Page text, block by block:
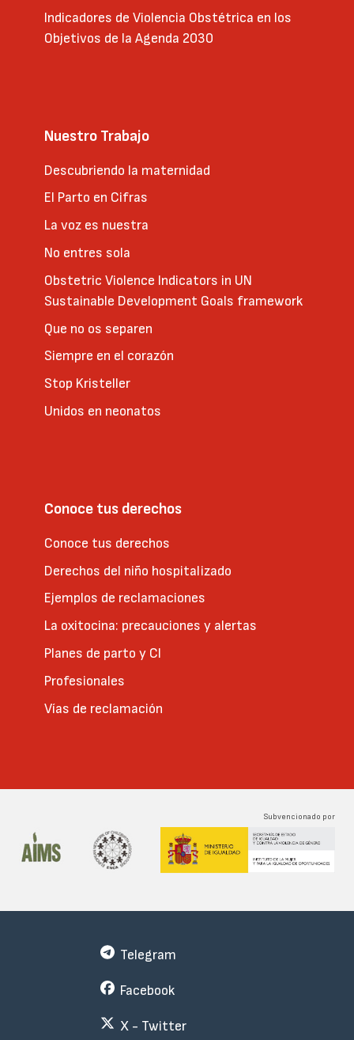
Indicadores de Violencia Obstétrica en los
Objetivos de la Agenda 2030
Nuestro Trabajo
Descubriendo la maternidad
El Parto en Cifras
La voz es nuestra
No entres sola
Obstetric Violence Indicators in UN
Sustainable Development Goals framework
Que no os separen
Siempre en el corazón
Stop Kristeller
Unidos en neonatos
Conoce tus derechos
Conoce tus derechos
Derechos del niño hospitalizado
Ejemplos de reclamaciones
La oxitocina: precauciones y alertas
Planes de parto y CI
Profesionales
Vías de reclamación
Subvencionado por
Telegram
Facebook
X - Twitter